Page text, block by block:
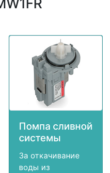
Помпа сливной
системы
За откачивание
воды из